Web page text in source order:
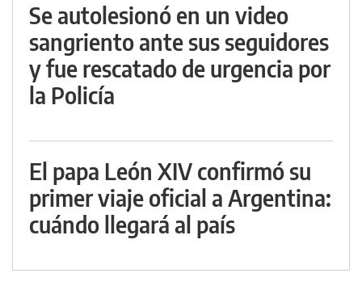
Se autolesionó en un video
sangriento ante sus seguidores
y fue rescatado de urgencia por
la Policía
El papa León XIV confirmó su
primer viaje oficial a Argentina:
cuándo llegará al país